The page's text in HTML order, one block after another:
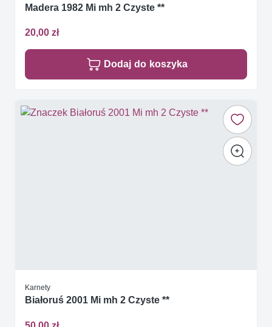
Madera 1982 Mi mh 2 Czyste **
20,00 zł
Dodaj do koszyka
Karnety
Białoruś 2001 Mi mh 2 Czyste **